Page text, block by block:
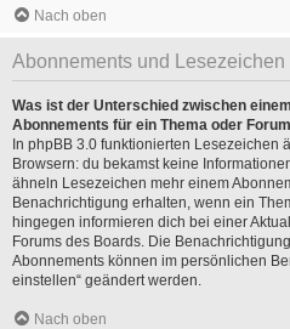
Nach oben
Abonnements und Lesezeichen
Was ist der Unterschied zwischen
Abonnements für ein Thema oder
In phpBB 3.0 funktionierten Lesezeichen
Browsern: du bekamst keine
ähneln Lesezeichen mehr einem
Benachrichtigung erhalten, wenn ein
hingegen informieren dich bei einer
Forums des Boards. Die
Abonnements können im persönlichen
einstellen“ geändert werden.
Nach oben